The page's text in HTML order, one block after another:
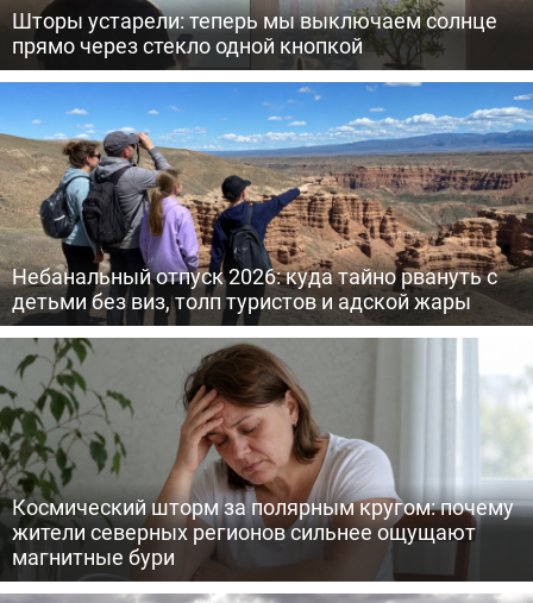
Шторы устарели: теперь мы выключаем солнце
прямо через стекло одной кнопкой
Небанальный отпуск 2026: куда тайно рвануть с
детьми без виз, толп туристов и адской жары
Космический шторм за полярным кругом: почему
жители северных регионов сильнее ощущают
магнитные бури